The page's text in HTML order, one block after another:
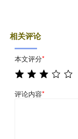
相关评论
本文评分*
评论内容*